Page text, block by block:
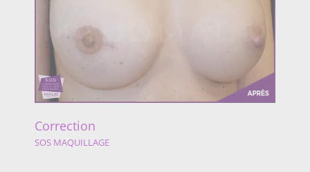
Correction
SOS MAQUILLAGE